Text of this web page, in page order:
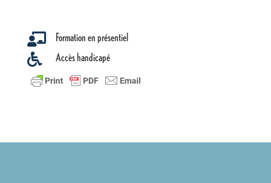
 Formation en présentiel
 Accès handicapé